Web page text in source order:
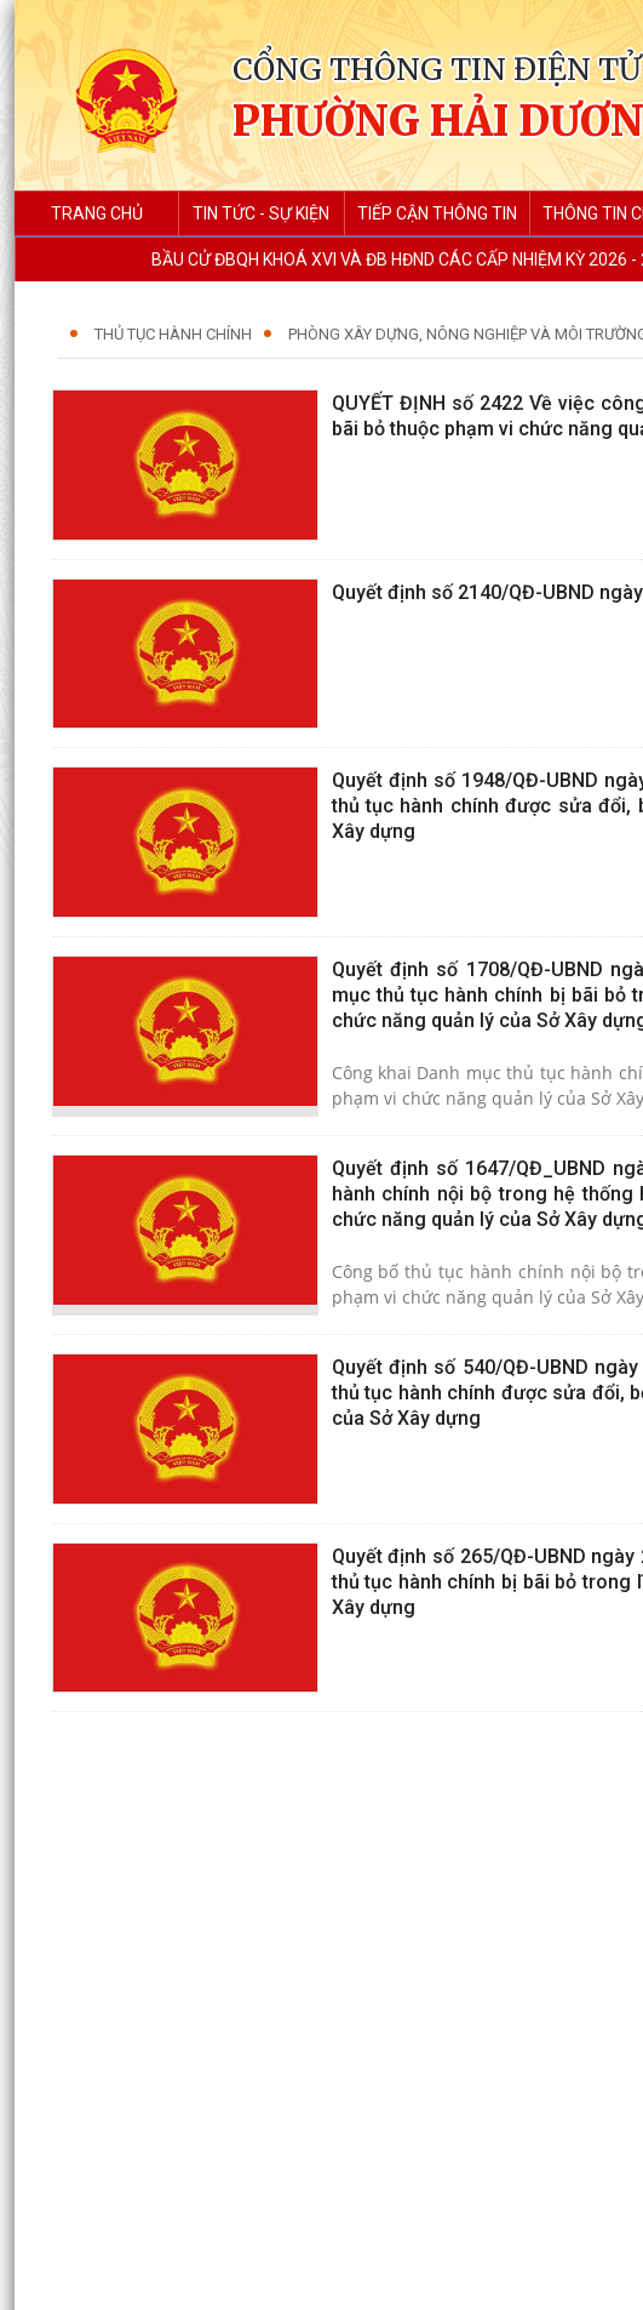
CỔNG THÔNG TIN ĐIỆN TỬ
PHƯỜNG HẢI
TRANG CHỦ TIN TỨC - SỰ KIỆN TIẾP CẬN THÔNG TIN THÔNG TIN
BẦU CỬ ĐBQH KHOÁ XVI VÀ ĐB HĐND CÁC CẤP NHIỆM KỲ 2026 -
THỦ TỤC HÀNH CHÍNH PHÒNG XÂY DỰNG, NÔNG NGHIỆP VÀ MÔI
QUYẾT ĐỊNH số 2422 Về việc
bãi bỏ thuộc phạm vi chức năng
Quyết định số 2140/QĐ-UBND
Quyết định số 1948/QĐ-UBND
thủ tục hành chính được sửa đổi,
Xây dựng
Quyết định số 1708/QĐ-UBND
mục thủ tục hành chính bị bãi bỏ
chức năng quản lý của Sở Xây
Công khai Danh mục thủ tục hành
phạm vi chức năng quản lý của Sở
Quyết định số 1647/QĐ_UBND
hành chính nội bộ trong hệ
chức năng quản lý của Sở Xây
Công bố thủ tục hành chính nội bộ
phạm vi chức năng quản lý của Sở
Quyết định số 540/QĐ-UBND
thủ tục hành chính được sửa đổi,
của Sở Xây dựng
Quyết định số 265/QĐ-UBND
thủ tục hành chính bị bãi bỏ trong
Xây dựng